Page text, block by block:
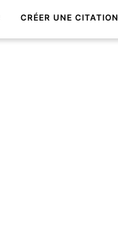
CRÉER UNE CITATION